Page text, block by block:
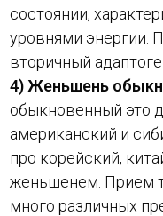
состоянии,
уровнями энергии.
вторичный
4) Женьшень
обыкновенный это
американский и
про корейский,
женьшенем. Прием
много различных